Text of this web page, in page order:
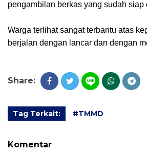
pengambilan berkas yang sudah siap
Warga terlihat sangat terbantu atas
berjalan dengan lancar dan dengan
Share:
Tag Terkait: #TMMD
Komentar